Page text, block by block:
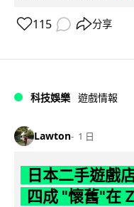
115 分享
科技娛樂 遊戲情報
Lawton 1 日
日本二手遊戲
四成 "懷舊"在